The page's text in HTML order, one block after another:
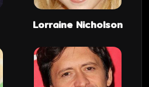
Lorraine Nicholson